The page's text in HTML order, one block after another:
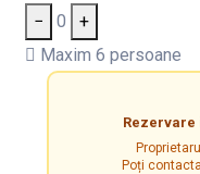
−
0
+
Maxim 6 persoane
Rezervare
Poți